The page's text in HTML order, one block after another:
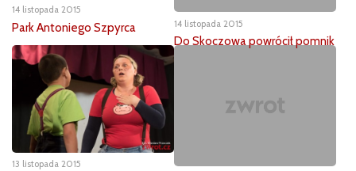
14 listopada 2015
Park Antoniego Szpyrca 14 listopada 2015
Do Skoczowa powrócił pomnik
13 listopada 2015